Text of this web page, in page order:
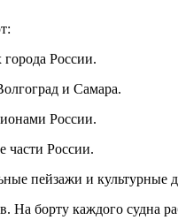
России.
и Самара.
России.
России.
пейзажи и культурные
борту каждого судна